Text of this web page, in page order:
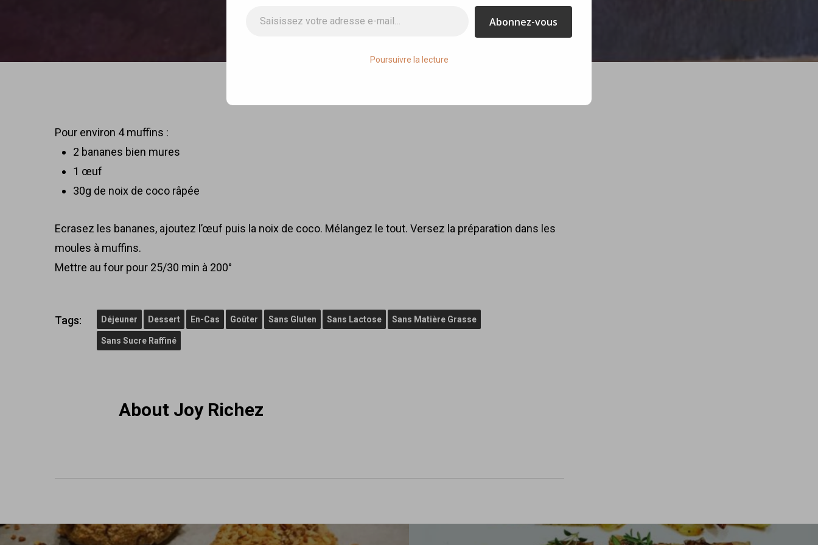
Pour environ 4 muffins :
2 bananes bien mures
1 œuf
30g de noix de coco râpée
Ecrasez les bananes, ajoutez l’œuf puis la noix de coco. Mélangez le tout. Versez la préparation dans les
moules à muffins.
Mettre au four pour 25/30 min à 200°
Tags: Déjeuner Dessert En-Cas Goûter Sans Gluten Sans Lactose Sans Matière Grasse
Sans Sucre Raffiné
About Joy Richez
Abonnez-vous
Poursuivre la lecture